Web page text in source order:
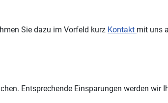
Sie dazu im Vorfeld kurz Kontakt mit uns
Entsprechende Einsparungen werden wir